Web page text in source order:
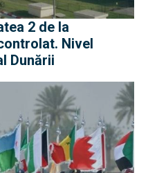
2 de la
Nivel
Dunării